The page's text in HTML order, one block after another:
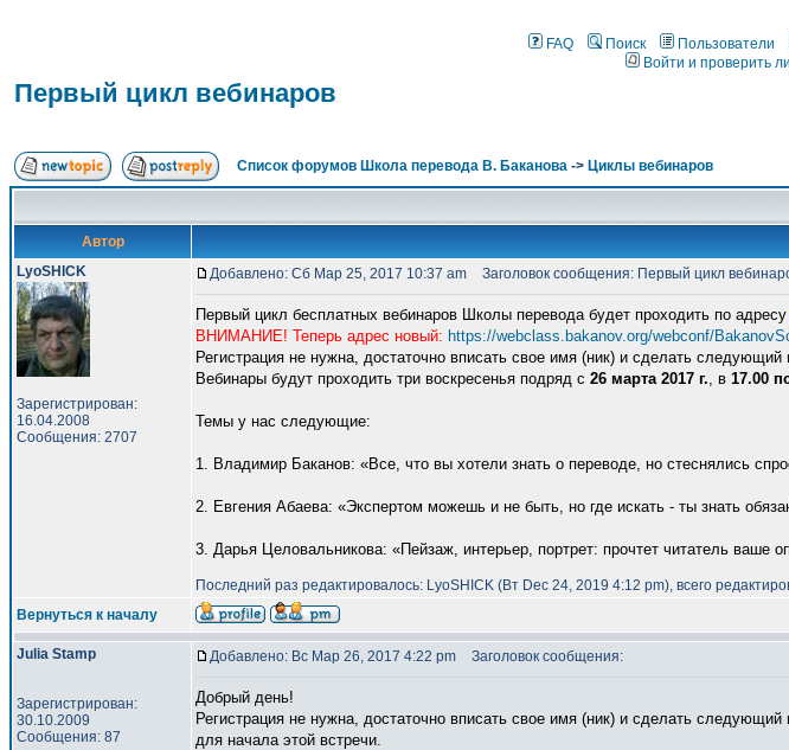
FAQ Поиск Пользователи
Войти и проверить
Первый цикл вебинаров
Список форумов Школа перевода В. Баканова -> Циклы вебинаров
Автор
LyoSHICK
Зарегистрирован:
16.04.2008
Сообщения: 2707
Добавлено: Сб Мар 25, 2017 10:37 am Заголовок сообщения: Первый цикл
Первый цикл бесплатных вебинаров Школы перевода будет проходить по адресу
ВНИМАНИЕ! Теперь адрес новый: https://webclass.bakanov.org/webconf/
Регистрация не нужна, достаточно вписать свое имя (ник) и сделать следующий
Вебинары будут проходить три воскресенья подряд с 26 марта 2017 г., в 17.00
Темы у нас следующие:
1. Владимир Баканов: «Все, что вы хотели знать о переводе, но стеснялись
2. Евгения Абаева: «Экспертом можешь и не быть, но где искать - ты знать
3. Дарья Целовальникова: «Пейзаж, интерьер, портрет: прочтет читатель ваше
Последний раз редактировалось: LyoSHICK (Вт Dec 24, 2019 4:12 pm), всего
Вернуться к началу
Julia Stamp
Зарегистрирован:
30.10.2009
Сообщения: 87
Добавлено: Вс Мар 26, 2017 4:22 pm Заголовок сообщения:
Добрый день!
Регистрация не нужна, достаточно вписать свое имя (ник) и сделать
для начала этой встречи.